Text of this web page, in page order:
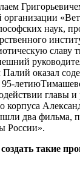
организации
наук,
славу
оказал
главы и
корпуса
два
России».
такие